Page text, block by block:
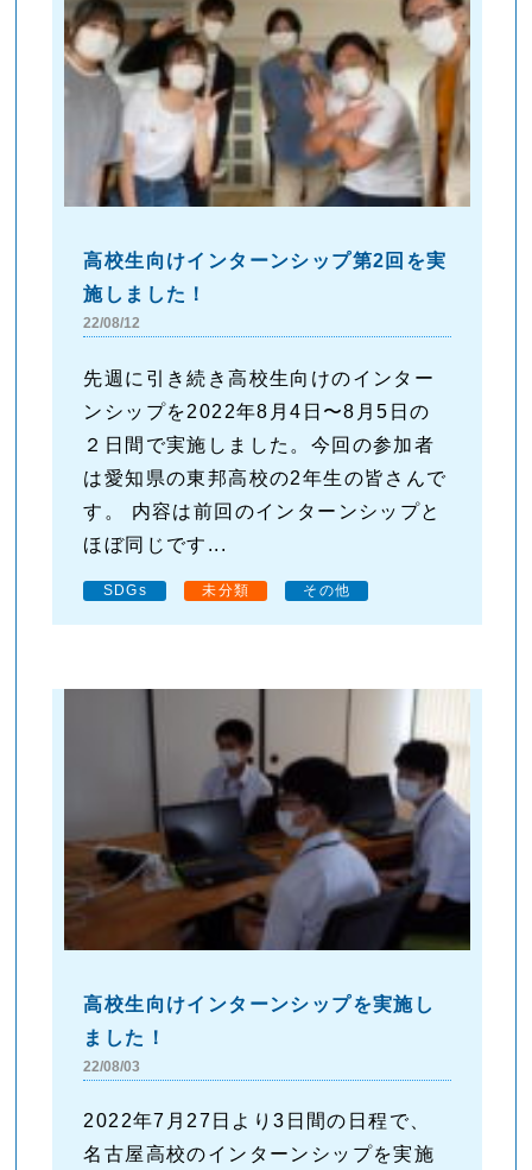
高校生向けインターンシップ第2回を実
施しました！
22/08/12
先週に引き続き高校生向けのインター
ンシップを2022年8月4日〜8月5日の
２日間で実施しました。今回の参加者
は愛知県の東邦高校の2年生の皆さんで
す。 内容は前回のインターンシップと
ほぼ同じです...
SDGs 未分類 その他
高校生向けインターンシップを実施し
ました！
22/08/03
2022年7月27日より3日間の日程で、
名古屋高校のインターンシップを実施